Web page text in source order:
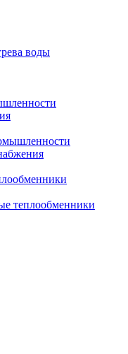
воды
теплообменники